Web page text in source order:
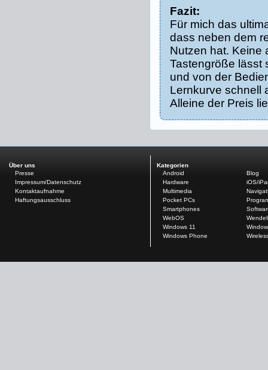
Fazit:
Für mich das
dass neben dem
Nutzen hat. Keine
Tastengröße lässt
und von der
Lernkurve schnell
Alleine der Preis
Über uns
Presse
Impressum/Datenschutz
Kontaktaufnahme
Haftungsausschluss
Kategorien
Android
Blog
Hardware
iOS/
Multimedia
Pocket PCs
Smartphones
WebOS
Windows 11
Windows Phone